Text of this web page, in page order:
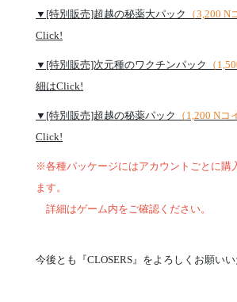
▼[特別販売]超越の秘薬大パック （3,200 N
Click!
▼[特別販売]次元種のワクチンパック （
細はClick!
▼[特別販売]超越の秘薬パック （1,200 Nコ
Click!
※各種パッケージにはアカウントごとに購
ます。
詳細はゲーム内をご確認ください。
今後とも『CLOSERS』をよろしくお願いい